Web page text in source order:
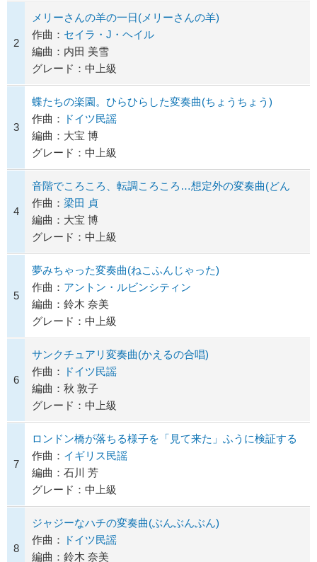
2
メリーさんの羊の一日(メリーさんの羊)
作曲： セイラ・J・ヘイル
編曲：内田 美雪
グレード：中上級
3
蝶たちの楽園。ひらひらした変奏曲(ちょうちょう)
作曲：
ドイツ民謡
編曲：大宝 博
グレード：中上級
4
音階でころころ、転調ころころ…想定外の変奏曲(どん
作曲： 梁田 貞
編曲：大宝 博
グレード：中上級
5
夢みちゃった変奏曲(ねこふんじゃった)
作曲： アントン・ルビンシティン
編曲：鈴木 奈美
グレード：中上級
6
サンクチュアリ変奏曲(かえるの合唱)
作曲：
ドイツ民謡
編曲：秋 敦子
グレード：中上級
7
ロンドン橋が落ちる様子を「見て来た」ふうに検証する
作曲： イギリス民謡
編曲：石川 芳
グレード：中上級
8
ジャジーなハチの変奏曲(ぶんぶんぶん)
作曲：
ドイツ民謡
編曲：鈴木 奈美